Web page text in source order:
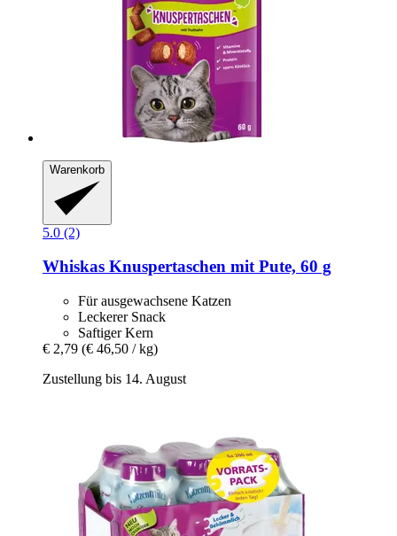
Warenkorb
5.0 (2)
Whiskas Knuspertaschen mit Pute, 60 g
Für ausgewachsene Katzen
Leckerer Snack
Saftiger Kern
€ 2,79 (€ 46,50 / kg)
Zustellung bis 14. August